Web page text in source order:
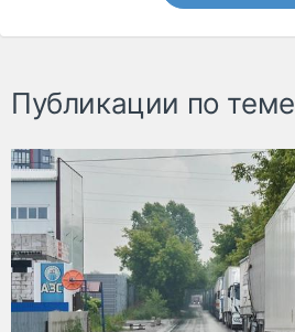
Публикации по теме